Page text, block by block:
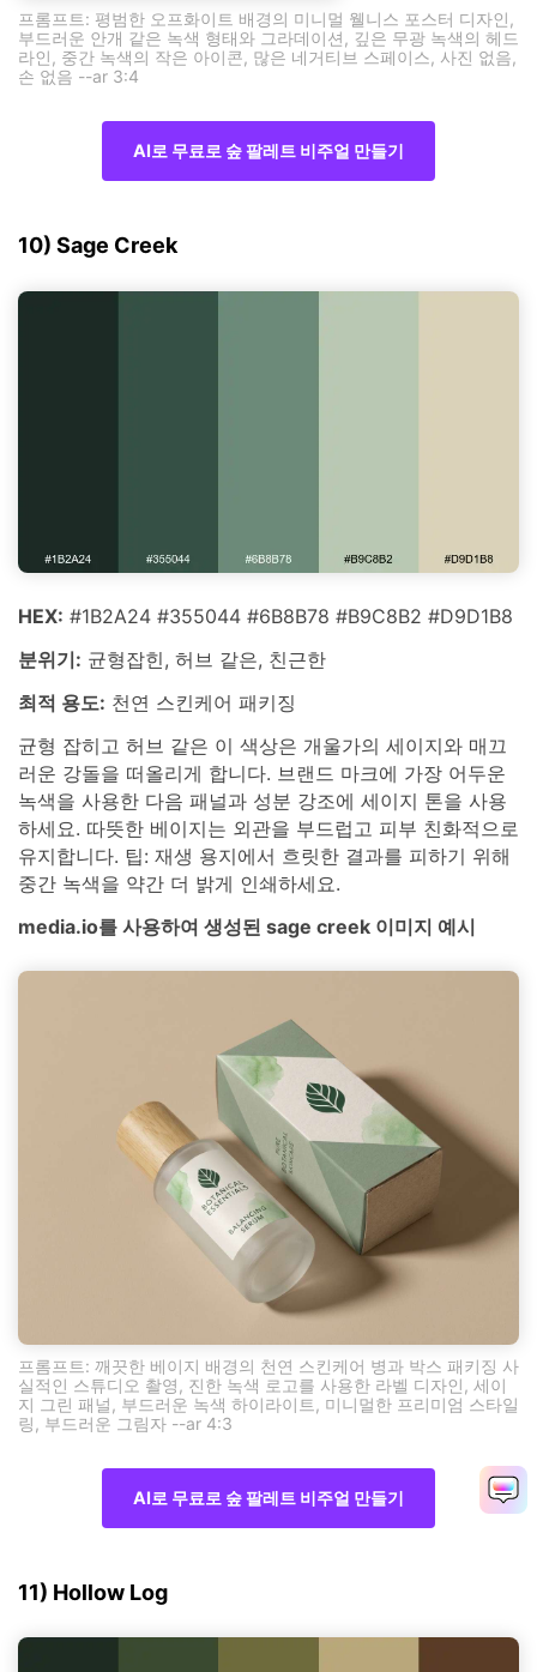
프롬프트: 평범한 오프화이트 배경의 미니멀 웰니스 포스터 디자인,
부드러운 안개 같은 녹색 형태와 그라데이션, 깊은 무광 녹색의 헤드
라인, 중간 녹색의 작은 아이콘, 많은 네거티브 스페이스, 사진 없음,
손 없음 --ar 3:4
AI로 무료로 숲 팔레트 비주얼 만들기
10) Sage Creek
HEX: #1B2A24 #355044 #6B8B78 #B9C8B2 #D9D1B8
분위기: 균형잡힌, 허브 같은, 친근한
최적 용도: 천연 스킨케어 패키징
균형 잡히고 허브 같은 이 색상은 개울가의 세이지와 매끄
러운 강돌을 떠올리게 합니다. 브랜드 마크에 가장 어두운
녹색을 사용한 다음 패널과 성분 강조에 세이지 톤을 사용
하세요. 따뜻한 베이지는 외관을 부드럽고 피부 친화적으로
유지합니다. 팁: 재생 용지에서 흐릿한 결과를 피하기 위해
중간 녹색을 약간 더 밝게 인쇄하세요.
media.io를 사용하여 생성된 sage creek 이미지 예시
프롬프트: 깨끗한 베이지 배경의 천연 스킨케어 병과 박스 패키징 사
실적인 스튜디오 촬영, 진한 녹색 로고를 사용한 라벨 디자인, 세이
지 그린 패널, 부드러운 녹색 하이라이트, 미니멀한 프리미엄 스타일
링, 부드러운 그림자 --ar 4:3
AI로 무료로 숲 팔레트 비주얼 만들기
11) Hollow Log